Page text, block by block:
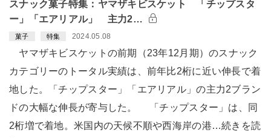
スナック菓子特集：ヤマザキビスケット 「チップスタ
ー」「エアリアル」 主力2…
菓子 特集 2024.05.08
ヤマザキビスケットの前期（23年12月期）のスナック
カテゴリーのトータル実績は、前年比2桁に近い伸長で着
地した。「チップスター」「エアリアル」の主力2ブラン
ドの大幅な伸長が寄与した。 「チップスター」は、同
2桁増で着地。米国内の天候不順や西海岸の港…続きを読